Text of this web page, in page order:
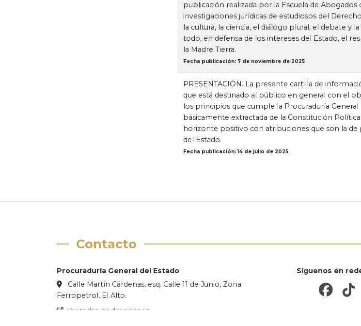
publicación realizada por la Escuela de
investigaciones jurídicas de estudiosos del
la cultura, la ciencia, el diálogo plural, el debate y
todo, en defensa de los intereses del Estado, el
la Madre Tierra.
Fecha publicación: 7 de noviembre de 2025
PRESENTACIÓN. La presente cartilla de
que está destinado al público en general con el
los principios que cumple la Procuraduría
básicamente extractada de la Constitución
horizonte positivo con atribuciones que son la
del Estado.
Fecha publicación: 14 de julio de 2025
Contacto
Procuraduría General del Estado
Calle Martín Cárdenas, esq. Calle 11 de Junio, Zona
Ferropetrol, El Alto.
Ver todas las direcciones
Síguenos en